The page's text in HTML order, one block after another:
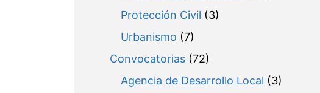
Protección Civil (3)
Urbanismo (7)
Convocatorias(72)
Agencia de Desarrollo Local (3)